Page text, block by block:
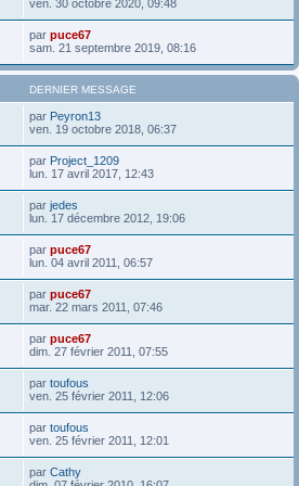
ven. 30 octobre 2020, 09:48
par puce67
sam. 21 septembre 2019, 08:16
DERNIER MESSAGE
par Peyron13
ven. 19 octobre 2018, 06:37
par Project_1209
lun. 17 avril 2017, 12:43
par jedes
lun. 17 décembre 2012, 19:06
par puce67
lun. 04 avril 2011, 06:57
par puce67
mar. 22 mars 2011, 07:46
par puce67
dim. 27 février 2011, 07:55
par toufous
ven. 25 février 2011, 12:06
par toufous
ven. 25 février 2011, 12:01
par Cathy